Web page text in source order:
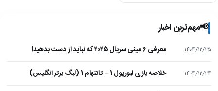
📢مهم‌ترین اخبار
۱۴۰۴/۱۲/۲۵ معرفی ۶ مینی سریال ۲۰۲۵ که نباید از دست بدهید!
۱۴۰۴/۱۲/۲۴ خلاصه بازی لیورپول 1 – تاتنهام 1 (لیگ برتر انگلیس)